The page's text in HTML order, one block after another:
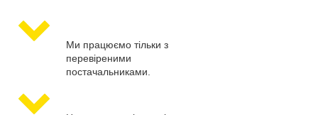
Ми працюємо тільки з
перевіреними
постачальниками.